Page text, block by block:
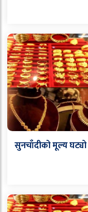
सुनचाँदीको मूल्य घट्यो